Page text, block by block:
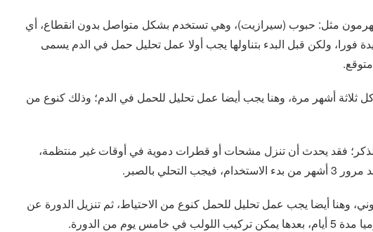
مثل: حبوب (سيرازيت)، وهي تستخدم بشكل متواصل بدون انقطاع، أي
فورا، ولكن قبل البدء بتناولها يجب أولا عمل تحليل حمل في الدم يسمى
ثلاثة أشهر مرة، وهنا يجب أيضا عمل تحليل للحمل في الدم؛ وذلك كنوع من
الذكر؛ فقد يحدث أن تنزل مشحات أو قطرات دموية في أوقات غير منتظمة،
بالصبر.
وهنا أيضا يجب عمل تحليل للحمل كنوع من الاحتياط، ثم تنزيل الدورة عن
من الدورة.